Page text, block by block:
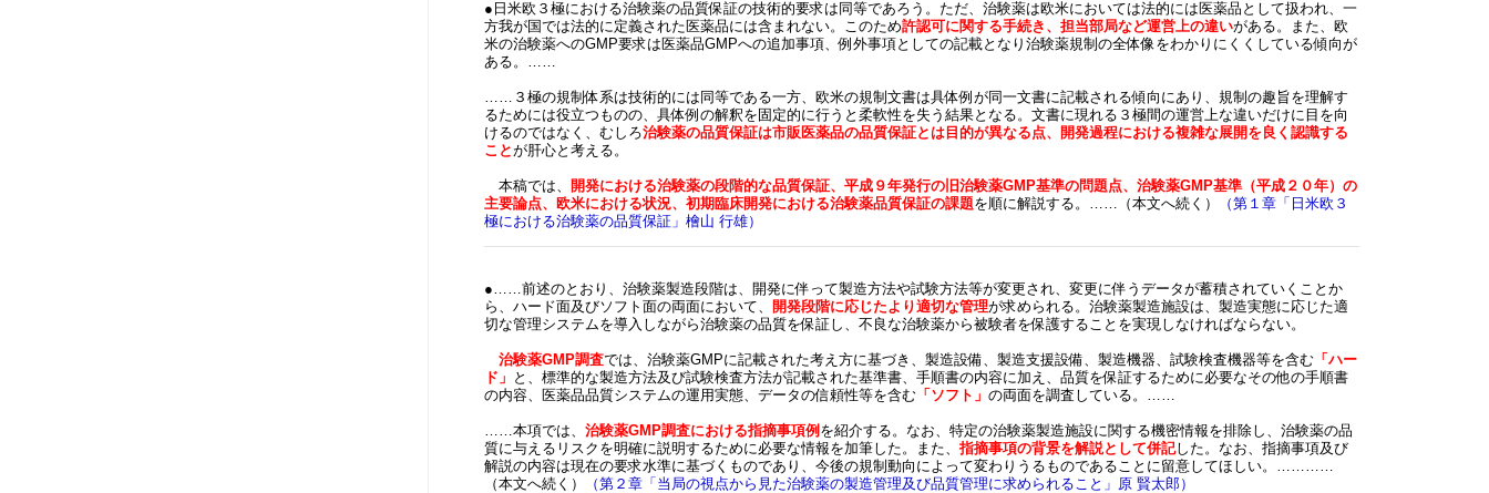
●日米欧３極における治験薬の品質保証の技術的要求は同等であろう。ただ、治験薬は欧米においては法的には医薬品として扱われ、一
方我が国では法的に定義された医薬品には含まれない。このため許認可に関する手続き、担当部局など運営上の違いがある。また、欧
米の治験薬へのGMP要求は医薬品GMPへの追加事項、例外事項としての記載となり治験薬規制の全体像をわかりにくくしている傾向が
ある。……
……３極の規制体系は技術的には同等である一方、欧米の規制文書は具体例が同一文書に記載される傾向にあり、規制の趣旨を理解す
るためには役立つものの、具体例の解釈を固定的に行うと柔軟性を失う結果となる。文書に現れる３極間の運営上な違いだけに目を向
けるのではなく、むしろ治験薬の品質保証は市販医薬品の品質保証とは目的が異なる点、開発過程における複雑な展開を良く認識する
ことが肝心と考える。
本稿では、
開発における治験薬の段階的な品質保証、平成９年発行の旧治験薬GMP基準の問題点、治験薬GMP基準（平成２０年）の
主要論点、欧米における状況、初期臨床開発における治験薬品質保証の課題を順に解説する。……（本文へ続く）
（第１章「日米欧３
極における治験薬の品質保証」檜山 行雄）
●……前述のとおり、治験薬製造段階は、開発に伴って製造方法や試験方法等が変更され、変更に伴うデータが蓄積されていくことか
ら、ハード面及びソフト面の両面において、
開発段階に応じたより適切な管理が求められる。治験薬製造施設は、製造実態に応じた適
切な管理システムを導入しながら治験薬の品質を保証し、不良な治験薬から被験者を保護することを実現しなければならない。
治験薬GMP調査では、治験薬GMPに記載された考え方に基づき、 製造設備、製造支援設備、製造機器、試験検査機器等を含む「ハー
ド」
と、標準的な製造方法及び試験検査方法が記載された基準書、手順書の内容に加え、品質を保証するために必要なその他の手順書
の内容、医薬品品質システムの運用実態、データの信頼性等を含む「ソフト」 の両面を調査している。……
……本項では、 治験薬GMP調査における指摘事項例 を紹介する。なお、特定の治験薬製造施設に関する機密情報を排除し、治験薬の品
質に与えるリスクを明確に説明するために必要な情報を加筆した。また、 指摘事項の背景を解説として併記した。なお、指摘事項及び
解説の内容は現在の要求水準に基づくものであり、今後の規制動向によって変わりうるものであることに留意してほしい。…………
（本文へ続く）
（第２章「当局の視点から見た治験薬の製造管理及び品質管理に求められること」原 賢太郎）